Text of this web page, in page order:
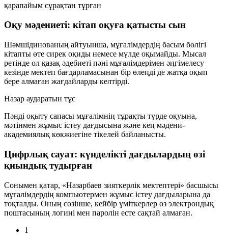
қарапайым сұрақтан тұрған
Оқу мәдениеті: кітап оқуға қатысты сын
Шәмшідинованың айтуынша, мұғалімдердің басым бөлігі
кітапты өте сирек оқиды немесе мүлде оқымайды. Мысал
ретінде ол қазақ әдебиеті пәні мұғалімдерімен әңгімелесу
кезінде мектеп бағдарламасынан бір өлеңді де жатқа оқып
бере алмаған жағдайларды келтірді.
Назар аударатын тұс
Пәнді оқыту сапасы мұғалімнің тұрақты түрде оқуына,
мәтінмен жұмыс істеу дағдысына және кең мәдени-
академиялық көкжиегіне тікелей байланысты.
Цифрлық сауат: күнделікті дағдылардың өзі
қиындық тудырған
Сонымен қатар, «Назарбаев зияткерлік мектептері» басшысы
мұғалімдердің компьютермен жұмыс істеу дағдыларына да
тоқталды. Оның сөзінше, кейбір үміткерлер өз электрондық
поштасының логині мен паролін есте сақтай алмаған.
1